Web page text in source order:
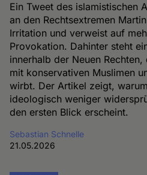
Ein Tweet des islamistischen
an den Rechtsextremen
Irritation und verweist auf
Provokation. Dahinter steht
innerhalb der Neuen
mit konservativen Muslimen
wirbt. Der Artikel zeigt,
ideologisch weniger
den ersten Blick erscheint.
Sebastian Schnelle
21.05.2026